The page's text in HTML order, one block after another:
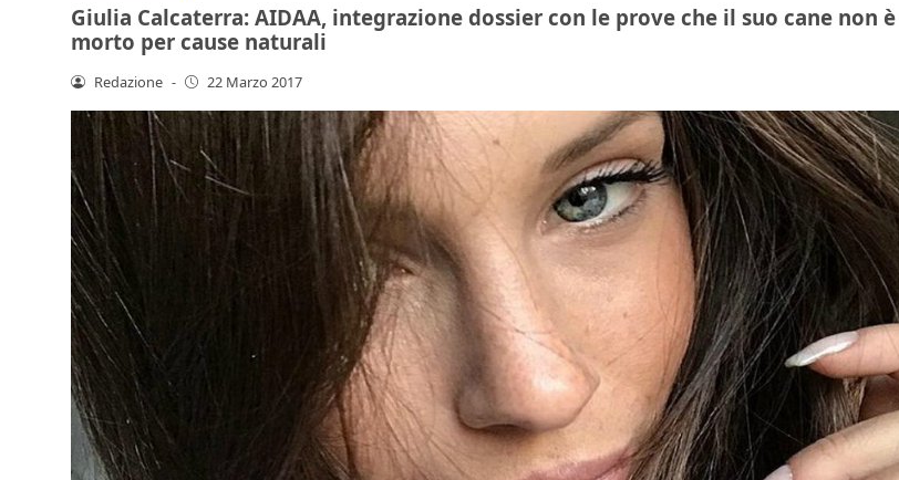
Giulia Calcaterra: AIDAA, integrazione dossier con le prove che il suo cane non è
morto per cause naturali
Redazione - 22 Marzo 2017